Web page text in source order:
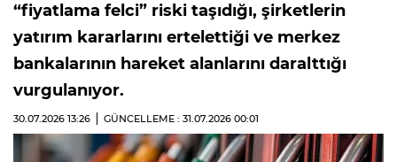
“fiyatlama felci” riski taşıdığı, şirketlerin
yatırım kararlarını ertelettiği ve merkez
bankalarının hareket alanlarını daralttığı
vurgulanıyor.
30.07.2026 13:26 GÜNCELLEME : 31.07.2026 00:01